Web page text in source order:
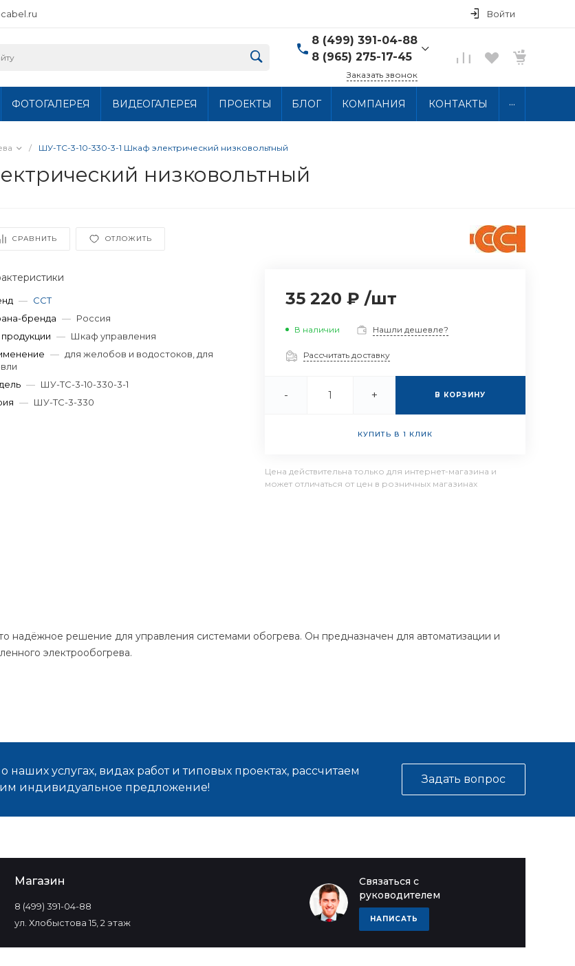
Войти
8 (499) 391-04-88
8 (965) 275-17-45
8 (499) 391-04-88
Хлобыстова 15, 2 этаж
Заказать звонок
ФОТОГАЛЕРЕЯ ВИДЕОГАЛЕРЕЯ ПРОЕКТЫ БЛОГ КОМПАНИЯ КОНТАКТЫ ...
/ ШУ-ТС-3-10-330-3-1 Шкаф электрический низковольтный
низковольтный
СРАВНИТЬ ОТЛОЖИТЬ
— ССТ
бренда — Россия
продукции — Шкаф управления
— для желобов и водостоков, для
— ШУ-ТС-3-10-330-3-1
— ШУ-ТС-3-330
35 220 ₽/шт
В наличии Нашли дешевле?
Рассчитать доставку
- + В КОРЗИНУ
КУПИТЬ В 1 КЛИК
Цена действительна только для интернет-магазина и
может отличаться от цен в розничных магазинах
надёжное решение для управления системами обогрева. Он предназначен для автоматизации и
электрообогрева.
услугах, видах работ и типовых проектах, рассчитаем
индивидуальное предложение!
Задать вопрос
Связаться с
руководителем
НАПИСАТЬ
Магазин
8 (499) 391-04-88
ул. Хлобыстова 15, 2 этаж